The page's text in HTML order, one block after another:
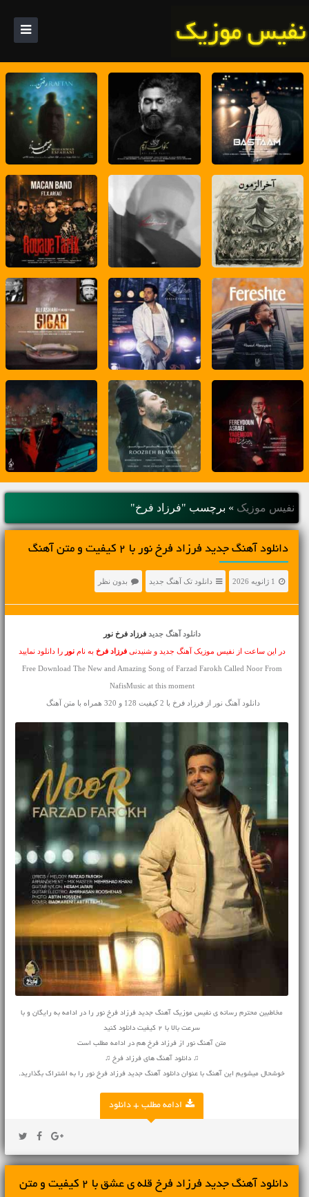
نفیس موزیک » برچسب "فرزاد فرخ"
دانلود آهنگ جديد فرزاد فرخ نور با 2 کیفیت و متن آهنگ
1 ژانویه 2026 دانلود تک آهنگ جدید بدون نظر
دانلود آهنگ جدید فرزاد فرخ نور
در این ساعت از نفیس موزیک آهنگ جدید و شنیدنیفرزاد فرخ به نامنور را دانلود نمایید
Free Download The New and Amazing Song of Farzad Farokh Called Noor From
NafisMusic at this moment
دانلود آهنگ نور از فرزاد فرخ با 2 کیفیت 128 و 320 همراه با متن آهنگ
مخاطبین محترم رسانه ی نفیس موزیک آهنگ جدید فرزاد فرخ نور را در ادامه به رایگان و با
سرعت بالا با 2 کیفیت دانلود کنید
متن آهنگ نور از فرزاد فرخ هم در ادامه مطلب است
♫ دانلود آهنگ های فرزاد فرخ ♫
خوشحال میشویم این آهنگ با عنوان دانلود آهنگ جدید فرزاد فرخ نور را به اشتراک بگذارید.
ادامه مطلب + دانلود
دانلود آهنگ جديد فرزاد فرخ قله ی عشق با 2 کیفیت و متن